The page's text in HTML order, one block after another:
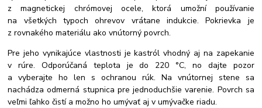
z magnetickej chrómovej ocele, ktorá umožní používanie
na všetkých typoch ohrevov vrátane indukcie. Pokrievka je
z rovnakého materiálu ako vnútorný povrch.
Pre jeho vynikajúce vlastnosti je kastról vhodný aj na zapekanie
v rúre. Odporúčaná teplota je do 220 °C, no dajte pozor
a vyberajte ho len s ochranou rúk. Na vnútornej stene sa
nachádza odmerná stupnica pre jednoduchšie varenie. Povrch sa
veľmi ľahko čistí a možno ho umývať aj v umývačke riadu.